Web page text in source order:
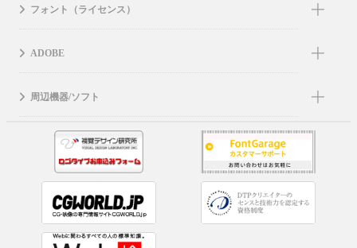
フォント（ライセンス）
ADOBE
周辺機器/ソフト